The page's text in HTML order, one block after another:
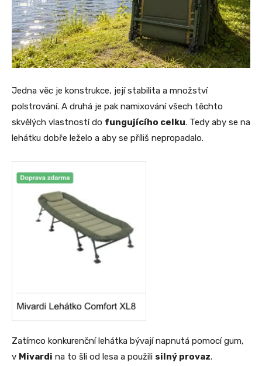
Jedna věc je konstrukce, její stabilita a množství
polstrování. A druhá je pak namixování všech těchto
skvělých vlastností do fungujícího celku. Tedy aby se na
lehátku dobře leželo a aby se příliš nepropadalo.
Zatímco konkurenční lehátka bývají napnutá pomocí gum,
v Mivardi na to šli od lesa a použili silný provaz.